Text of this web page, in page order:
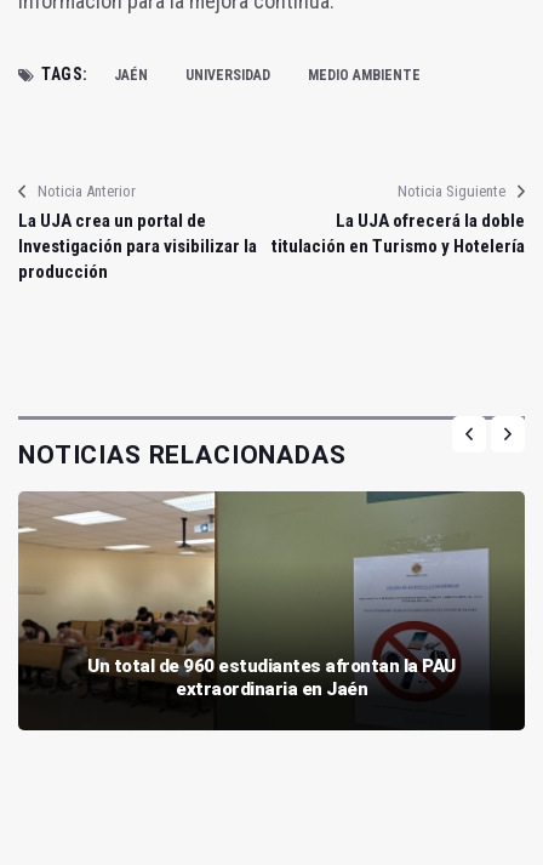
TAGS: JAÉN UNIVERSIDAD MEDIO AMBIENTE
Noticia Anterior
La UJA crea un portal de
Investigación para visibilizar la
producción
Noticia Siguiente
La UJA ofrecerá la doble
titulación en Turismo y Hotelería
NOTICIAS RELACIONADAS
Un total de 960 estudiantes afrontan la PAU
extraordinaria en Jaén